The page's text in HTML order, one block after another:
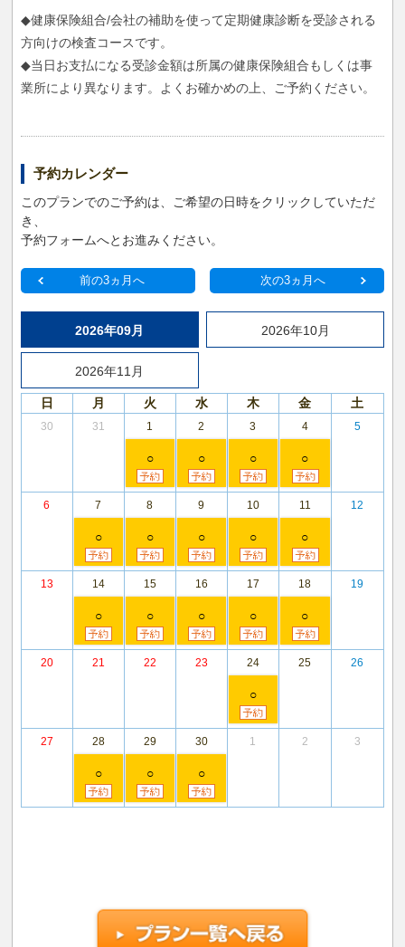
◆健康保険組合/会社の補助を使って定期健康診断を受診される
方向けの検査コースです。
◆当日お支払になる受診金額は所属の健康保険組合もしくは事
業所により異なります。よくお確かめの上、ご予約ください。
予約カレンダー
このプランでのご予約は、ご希望の日時をクリックしていただ
き、
予約フォームへとお進みください。
前の3ヵ月へ 次の3ヵ月へ
2026年09月 2026年10月
2026年11月
日 月 火 水 木 金 土
30 31 1
○
2
○
3
○
4
○
5
6 7
○
8
○
9
○
10
○
11
○
12
13 14
○
15
○
16
○
17
○
18
○
19
20 21 22 23 24
○
25 26
27 28
○
29
○
30
○
1 2 3